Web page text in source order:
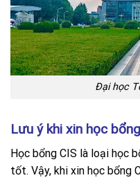
Đại học
Lưu ý khi xin học
Học bổng CIS là loại học
tốt. Vậy, khi xin học bổng